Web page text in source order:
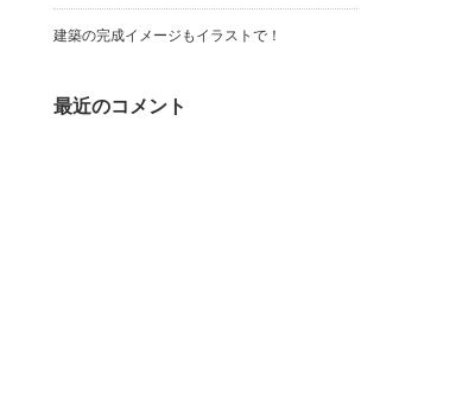
建築の完成イメージもイラストで！
最近のコメント